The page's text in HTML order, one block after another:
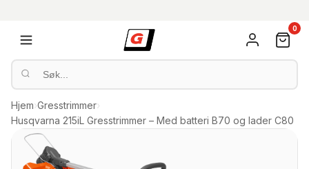
0
Hjem›Gresstrimmer›
Husqvarna 215iL Gresstrimmer – Med batteri B70 og lader C80